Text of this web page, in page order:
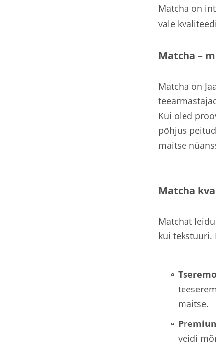
Matcha on
vale
Matcha –
Matcha on
Kui oled
põhjus
maitse
Matcha
Matchat
kui tekstuuri.
maitse.
veidi